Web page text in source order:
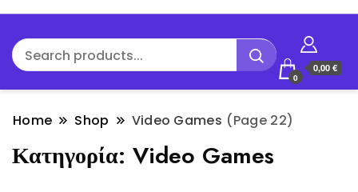
0
0,00 €
Home Shop Video Games (Page 22)
Κατηγορία: Video Games